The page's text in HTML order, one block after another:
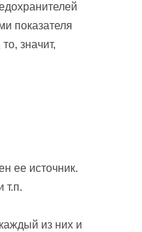
показателя
значит,
ее источник.
т.п.
из них и